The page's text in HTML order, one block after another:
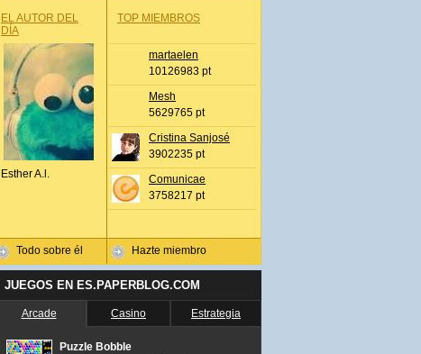
EL AUTOR DEL
DÍA
Esther A.l.
Todo sobre él
TOP MIEMBROS
martaelen
10126983 pt
Mesh
5629765 pt
Cristina Sanjosé
3902235 pt
Comunicae
3758217 pt
Hazte miembro
JUEGOS EN ES.PAPERBLOG.COM
Arcade Casino Estrategia
Puzzle Bobble